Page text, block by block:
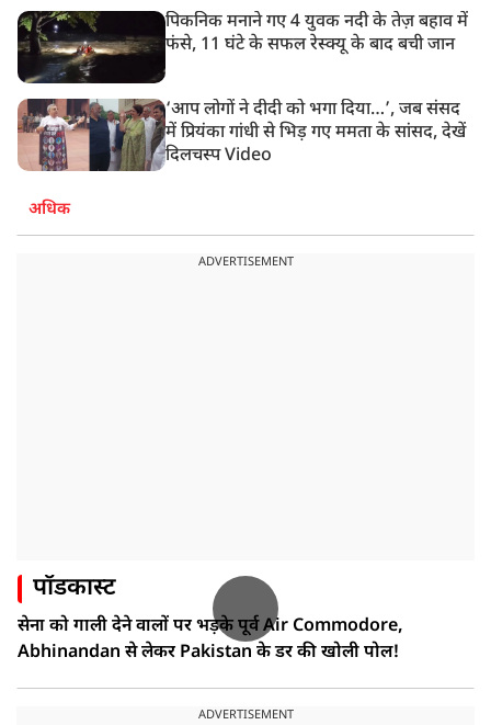
पिकनिक मनाने गए 4 युवक नदी के तेज़ बहाव में
फंसे, 11 घंटे के सफल रेस्क्यू के बाद बची जान
‘आप लोगों ने दीदी को भगा दिया…’, जब संसद
में प्रियंका गांधी से भिड़ गए ममता के सांसद, देखें
दिलचस्प Video
अधिक
ADVERTISEMENT
पॉडकास्ट
सेना को गाली देने वालों पर भड़के पूर्व Air Commodore,
Abhinandan से लेकर Pakistan के डर की खोली पोल!
ADVERTISEMENT